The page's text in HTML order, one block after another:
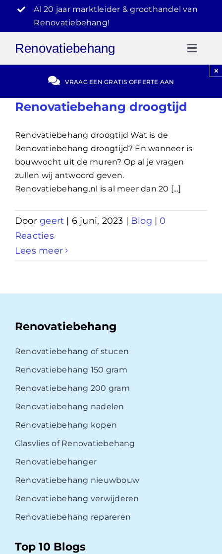
inhoud
Al 20 jaar marktleider & groothandel van
Renovatiebehang!
Renovatiebehang
Gratis Offerte
Blog
030-2072303
VRAAG EEN GRATIS OFFERTE AAN
×
Renovatiebehang droogtijd
Renovatiebehang droogtijd Wat is de
Renovatiebehang droogtijd? En wanneer is
bouwvocht uit de muren? Op al je vragen
zullen wij antwoord geven.
Renovatiebehang.nl is al meer dan 20 [...]
Doorgeert | 6 juni, 2023 | Blog | 0
Reacties
Lees meer
Renovatiebehang
Renovatiebehang of stucen
Renovatiebehang 150 gram
Renovatiebehang 200 gram
Renovatiebehang nadelen
Renovatiebehang kopen
Glasvlies of Renovatiebehang
Renovatiebehanger
Renovatiebehang nieuwbouw
Renovatiebehang verwijderen
Renovatiebehang repareren
Top 10 Blogs